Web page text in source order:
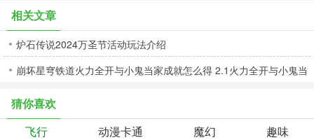
相关文章
炉石传说2024万圣节活动玩法介绍
崩坏星穹铁道火力全开与小鬼当家成就怎么得 2.1火力全开与小鬼当
家成就获取攻略
猜你喜欢
飞行
动漫卡通 魔幻
趣味